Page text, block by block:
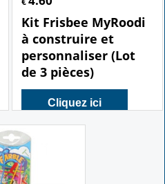
Kit Frisbee MyRoodi
à construire et
personnaliser (Lot
de 3 pièces)
Cliquez ici